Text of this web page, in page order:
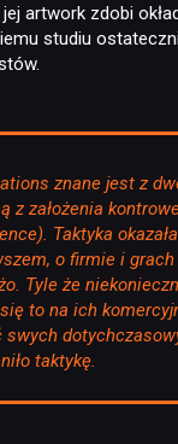
GRALIŚMY
artwork zdobi
studiu
znane jest z
z założenia
Taktyka
o firmie i grach
Tyle że
się to na ich
taktykę.